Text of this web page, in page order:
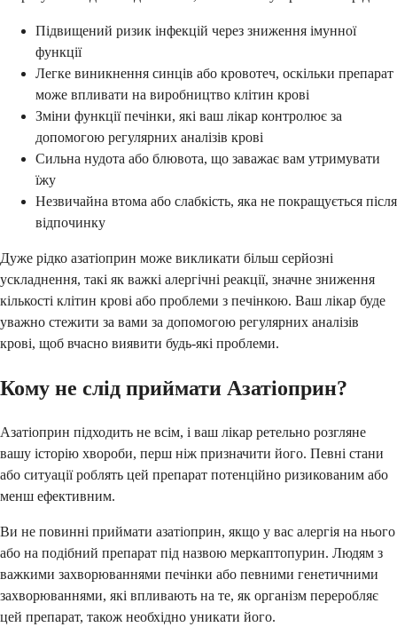
Підвищений ризик інфекцій через зниження імунної
функції
Легке виникнення синців або кровотеч, оскільки препарат
може впливати на виробництво клітин крові
Зміни функції печінки, які ваш лікар контролює за
допомогою регулярних аналізів крові
Сильна нудота або блювота, що заважає вам утримувати
їжу
Незвичайна втома або слабкість, яка не покращується після
відпочинку
Дуже рідко азатіоприн може викликати більш серйозні
ускладнення, такі як важкі алергічні реакції, значне зниження
кількості клітин крові або проблеми з печінкою. Ваш лікар буде
уважно стежити за вами за допомогою регулярних аналізів
крові, щоб вчасно виявити будь-які проблеми.
Кому не слід приймати Азатіоприн?
Азатіоприн підходить не всім, і ваш лікар ретельно розгляне
вашу історію хвороби, перш ніж призначити його. Певні стани
або ситуації роблять цей препарат потенційно ризикованим або
менш ефективним.
Ви не повинні приймати азатіоприн, якщо у вас алергія на нього
або на подібний препарат під назвою меркаптопурин. Людям з
важкими захворюваннями печінки або певними генетичними
захворюваннями, які впливають на те, як організм переробляє
цей препарат, також необхідно уникати його.